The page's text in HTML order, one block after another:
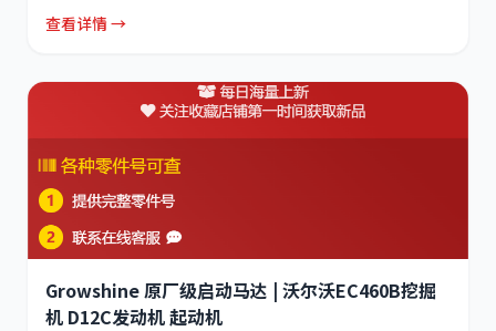
查看详情 →
Growshine 原厂级启动马达 | 沃尔沃EC460B挖掘
机 D12C发动机 起动机